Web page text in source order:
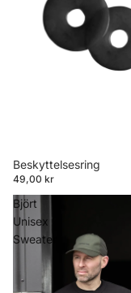
Beskyttelsesring
49,00 kr
Björt
Unisex
Sweater